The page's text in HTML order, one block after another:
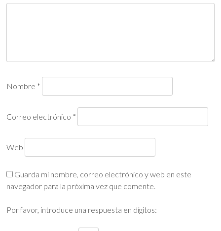
Nombre *
Correo electrónico *
Web
Guarda mi nombre, correo electrónico y web en este
navegador para la próxima vez que comente.
Por favor, introduce una respuesta en dígitos: